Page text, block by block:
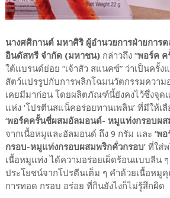
นางศศิกานต์ มหาศิริ ผู้อำนวยการฝ่ายการ
อินดัสทรี จำกัด (มหาชน)กล่าวถึง “พอร์ค ค
ใต้แบรนด์ย่อย “เจ้าสัว สแนคซ์” ว่าเป็นครั้ง
สัตว์แปรรูปกับการพลิกโฉมนวัตกรรมควา
เคยมีมาก่อน โดยผลิตภัณฑ์นี้ยังคงไว้ซึ่งจุดแ
แห่ง ‘โปรตีนสแน็คอร่อยทานเพลิน’ ที่มีให้เ
‘พอร์คครั้นชี่ผสมอัลมอนด์- หมูแท่งกรอบผ
จากเนื้อหมูและอัลมอนด์ ถึง 9 กรัม และ ‘พอ
กรอบ-หมูแท่งกรอบผสมพริกคั่วกรอบ’ ที่ใส่
เนื้อหมูแท่ง ได้ความอร่อยเผ็ดร้อนแบบลีน
ประโยชน์จากโปรตีนเต็ม ๆ คำด้วยเนื้อห
การทอด กรอบ อร่อย ที่กินยังไงก็ไม่รู้สึกผิด